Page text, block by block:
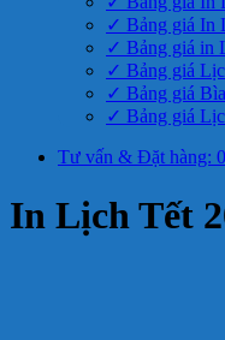
✓ Bảng giá In
✓ Bảng giá in
✓ Bảng giá
✓ Bảng giá
✓ Bảng giá
Tư vấn & Đặt hàng:
In Lịch Tết